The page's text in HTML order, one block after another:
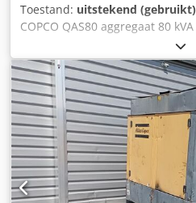
Toestand: uitstekend (gebruikt)
COPCO QAS80 aggregaat 80
gegevens: Vermogen: 80 kVA
PERKINS motor Draaiuren:
operationeel Netto prijs: 59.500
PLN Cjdpfezcn Dzjx An Ujha